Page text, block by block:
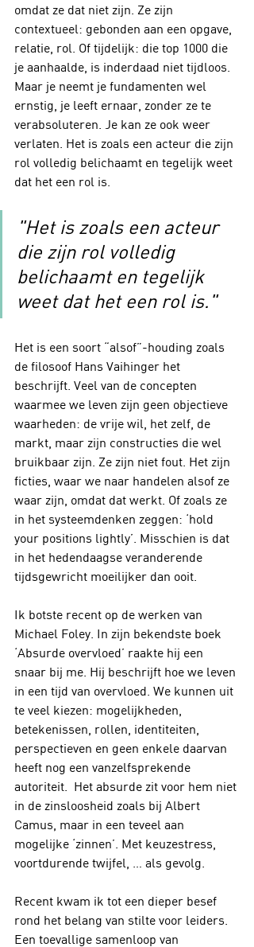
omdat ze dat niet zijn. Ze zijn
contextueel: gebonden aan een opgave,
relatie, rol. Of tijdelijk: die top 1000 die
je aanhaalde, is inderdaad niet tijdloos.
Maar je neemt je fundamenten wel
ernstig, je leeft ernaar, zonder ze te
verabsoluteren. Je kan ze ook weer
verlaten. Het is zoals een acteur die zijn
rol volledig belichaamt en tegelijk weet
dat het een rol is.
"Het is zoals een acteur
die zijn rol volledig
belichaamt en tegelijk
weet dat het een rol is."
Het is een soort “alsof”-houding zoals
de filosoof Hans Vaihinger het
beschrijft. Veel van de concepten
waarmee we leven zijn geen objectieve
waarheden: de vrije wil, het zelf, de
markt, maar zijn constructies die wel
bruikbaar zijn. Ze zijn niet fout. Het zijn
ficties, waar we naar handelen alsof ze
waar zijn, omdat dat werkt. Of zoals ze
in het systeemdenken zeggen: ‘hold
your positions lightly’. Misschien is dat
in het hedendaagse veranderende
tijdsgewricht moeilijker dan ooit.
Ik botste recent op de werken van
Michael Foley. In zijn bekendste boek
‘Absurde overvloed’ raakte hij een
snaar bij me. Hij beschrijft hoe we leven
in een tijd van overvloed. We kunnen uit
te veel kiezen: mogelijkheden,
betekenissen, rollen, identiteiten,
perspectieven en geen enkele daarvan
heeft nog een vanzelfsprekende
autoriteit.  Het absurde zit voor hem niet
in de zinsloosheid zoals bij Albert
Camus, maar in een teveel aan
mogelijke ‘zinnen’. Met keuzestress,
voortdurende twijfel, … als gevolg.
Recent kwam ik tot een dieper besef
rond het belang van stilte voor leiders.
Een toevallige samenloop van